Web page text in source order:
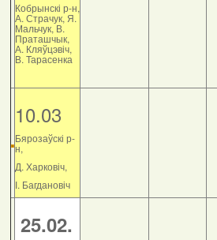
Кобрынскі р-н,
А. Страчук, Я.
Мальчук, В.
Праташчык,
А. Кляўцэвіч,
В. Тарасенка
10.03
Бярозаўскі р-
н,
Д. Харковіч,
І. Багдановіч
25.02.